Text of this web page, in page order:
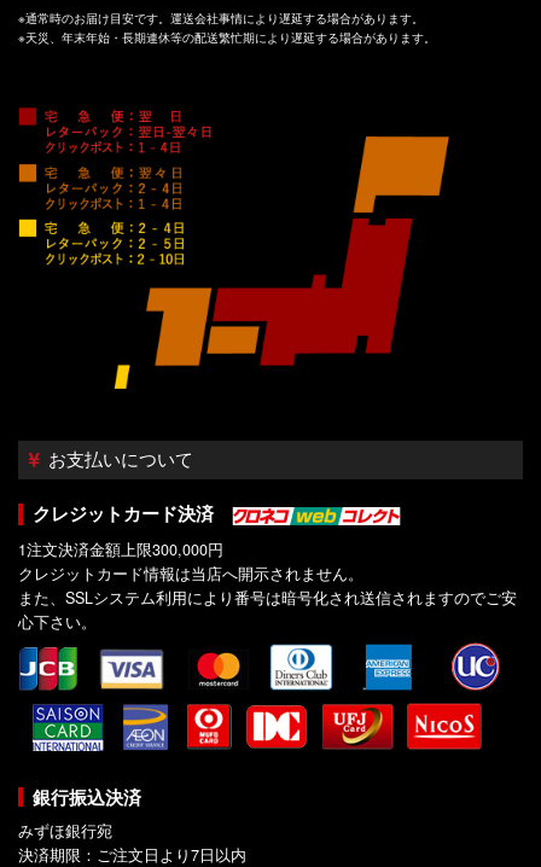
※通常時のお届け目安です。運送会社事情により遅延する場合があります。
※天災、年末年始・長期連休等の配送繁忙期により遅延する場合があります。
お支払いについて
クレジットカード決済
1注文決済金額上限300,000円
クレジットカード情報は当店へ開示されません。
また、SSLシステム利用により番号は暗号化され送信されますのでご安
心下さい。
銀行振込決済
みずほ銀行宛
決済期限：ご注文日より7日以内